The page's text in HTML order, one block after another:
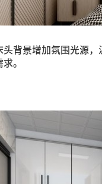
头背景增加氛围光源
。